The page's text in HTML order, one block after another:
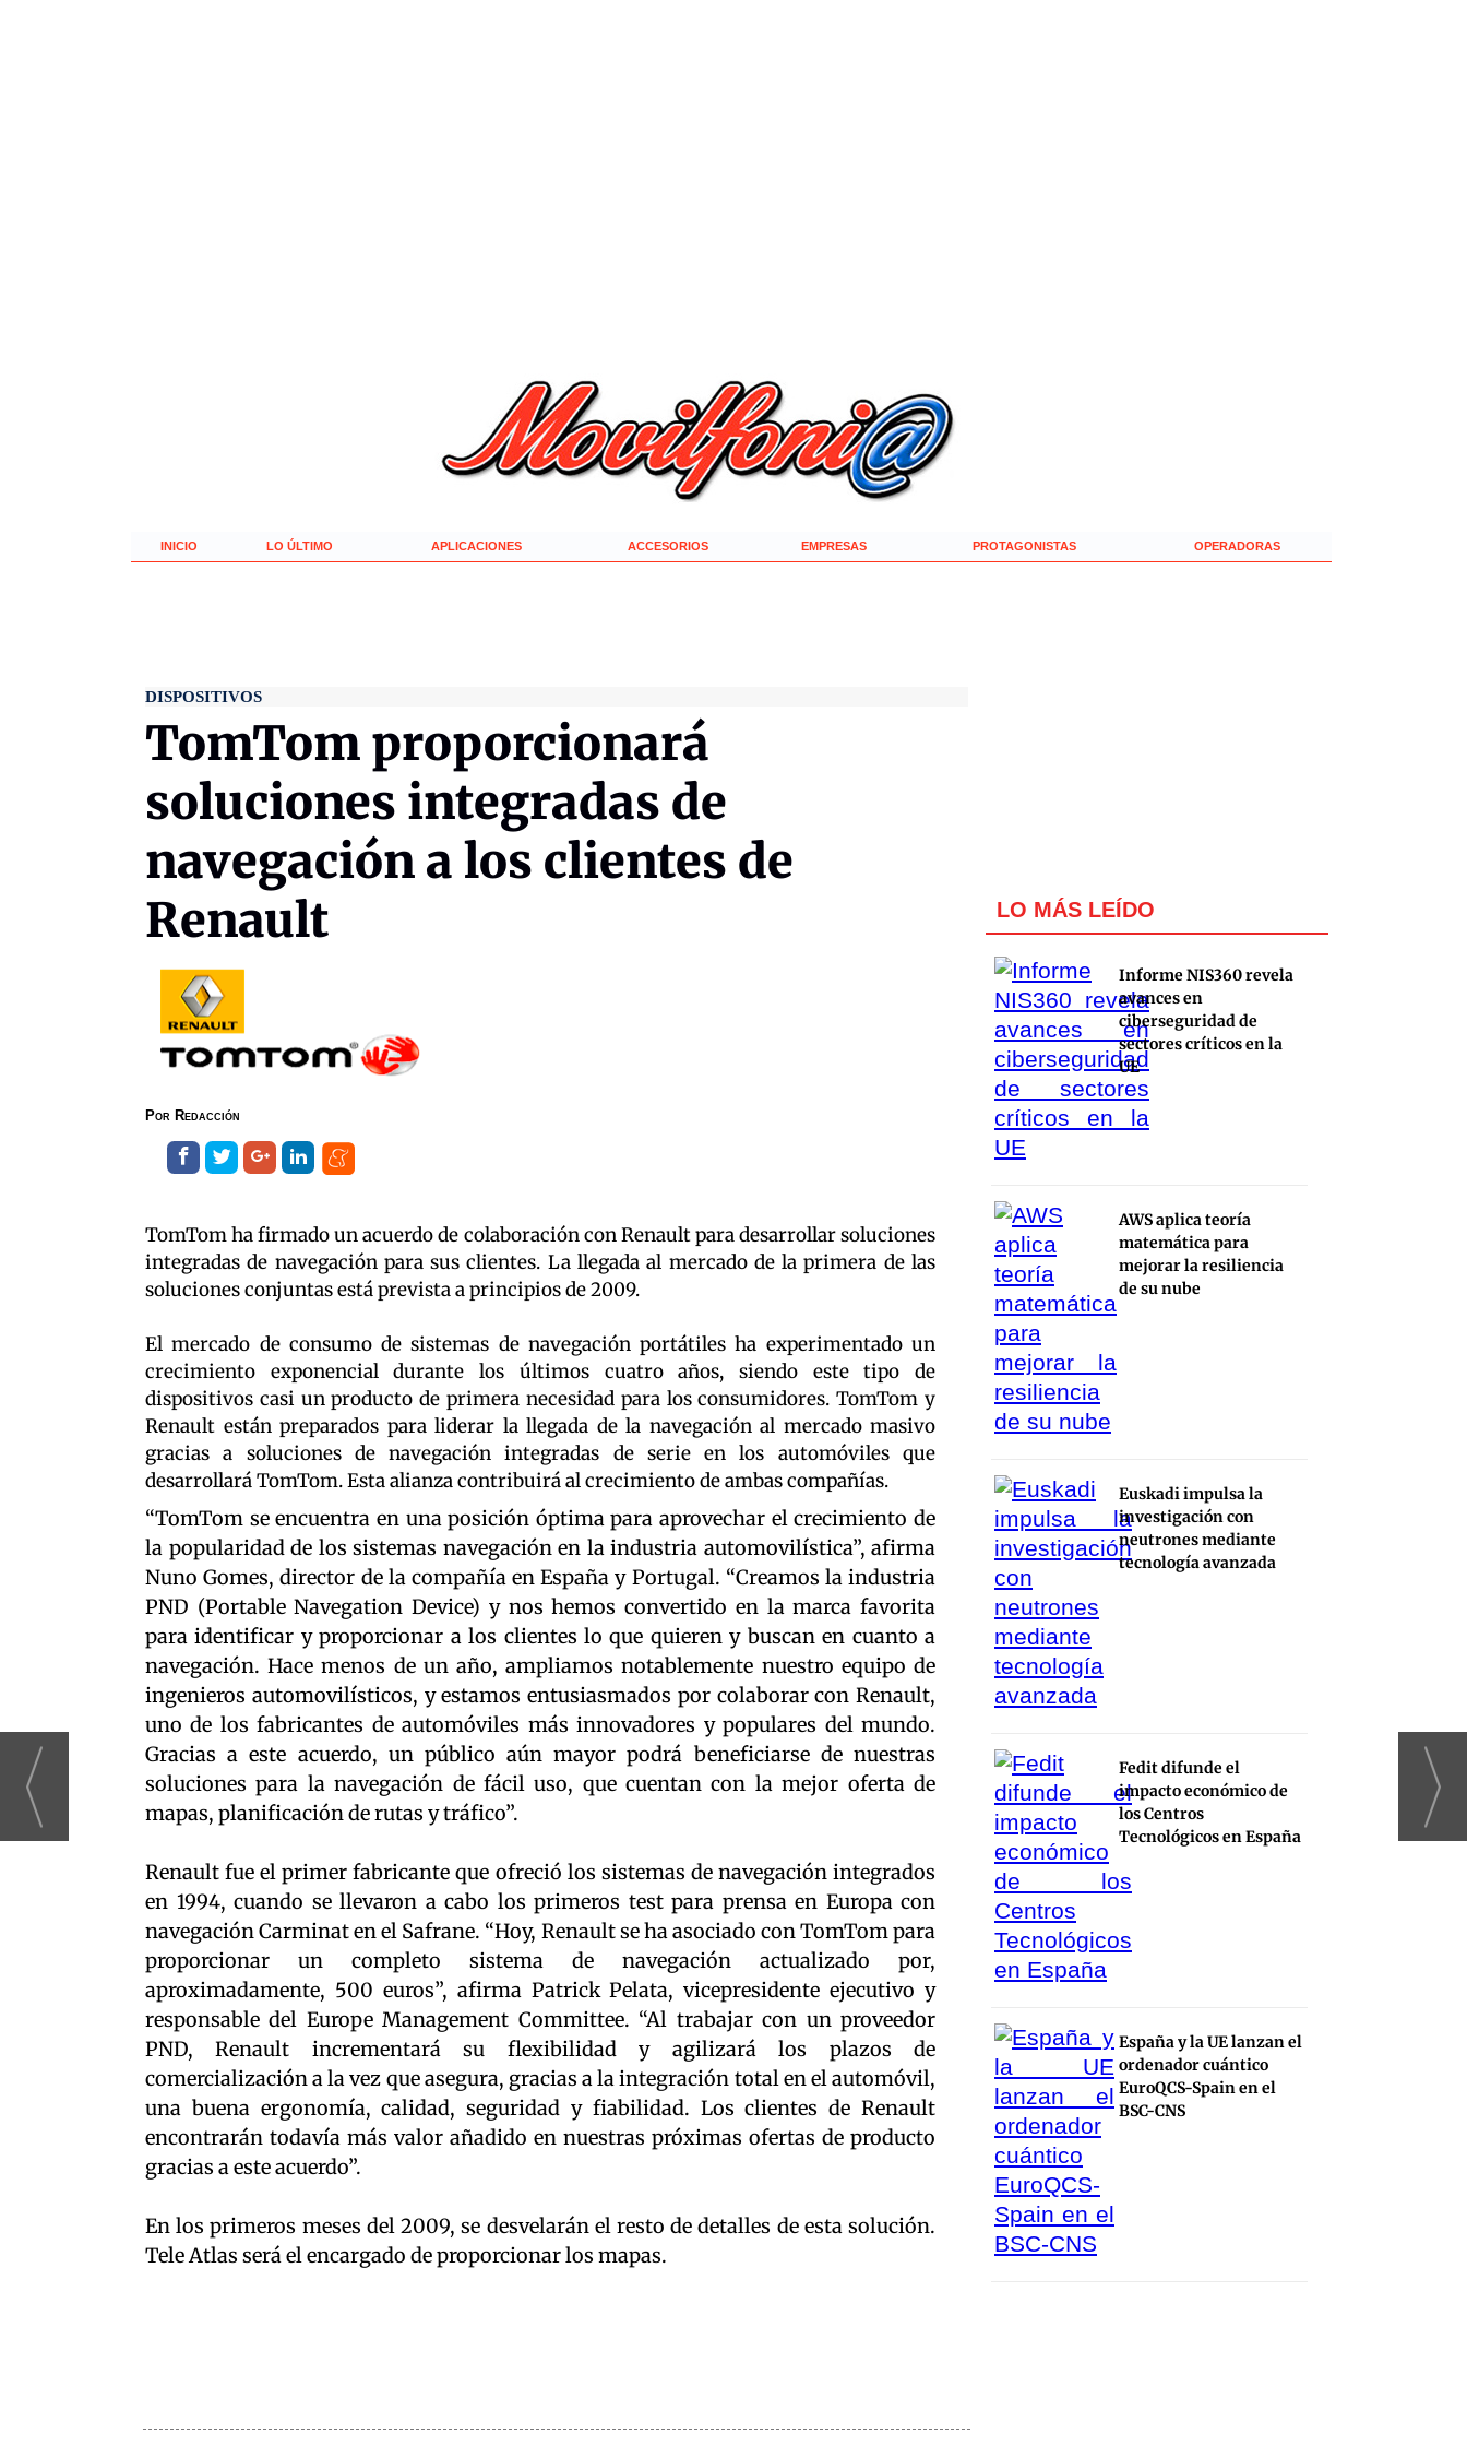
INICIO LO ÚLTIMO APLICACIONES ACCESORIOS EMPRESAS PROTAGONISTAS OPERADORAS
DISPOSITIVOS
TomTom proporcionará
soluciones integradas de
navegación a los clientes de
Renault
Por Redacción
TomTom ha firmado un acuerdo de colaboración con Renault para desarrollar soluciones
integradas de navegación para sus clientes. La llegada al mercado de la primera de las
soluciones conjuntas está prevista a principios de 2009.
El mercado de consumo de sistemas de navegación portátiles ha experimentado un
crecimiento exponencial durante los últimos cuatro años, siendo este tipo de
dispositivos casi un producto de primera necesidad para los consumidores. TomTom y
Renault están preparados para liderar la llegada de la navegación al mercado masivo
gracias a soluciones de navegación integradas de serie en los automóviles que
desarrollará TomTom. Esta alianza contribuirá al crecimiento de ambas compañías.
“TomTom se encuentra en una posición óptima para aprovechar el crecimiento de
la popularidad de los sistemas navegación en la industria automovilística”, afirma
Nuno Gomes, director de la compañía en España y Portugal. “Creamos la industria
PND (Portable Navegation Device) y nos hemos convertido en la marca favorita
para identificar y proporcionar a los clientes lo que quieren y buscan en cuanto a
navegación. Hace menos de un año, ampliamos notablemente nuestro equipo de
ingenieros automovilísticos, y estamos entusiasmados por colaborar con Renault,
uno de los fabricantes de automóviles más innovadores y populares del mundo.
Gracias a este acuerdo, un público aún mayor podrá beneficiarse de nuestras
soluciones para la navegación de fácil uso, que cuentan con la mejor oferta de
mapas, planificación de rutas y tráfico”.
Renault fue el primer fabricante que ofreció los sistemas de navegación integrados
en 1994, cuando se llevaron a cabo los primeros test para prensa en Europa con
navegación Carminat en el Safrane. “Hoy, Renault se ha asociado con TomTom para
proporcionar un completo sistema de navegación actualizado por,
aproximadamente, 500 euros”, afirma Patrick Pelata, vicepresidente ejecutivo y
responsable del Europe Management Committee. “Al trabajar con un proveedor
PND, Renault incrementará su flexibilidad y agilizará los plazos de
comercialización a la vez que asegura, gracias a la integración total en el automóvil,
una buena ergonomía, calidad, seguridad y fiabilidad. Los clientes de Renault
encontrarán todavía más valor añadido en nuestras próximas ofertas de producto
gracias a este acuerdo”.
En los primeros meses del 2009, se desvelarán el resto de detalles de esta solución.
Tele Atlas será el encargado de proporcionar los mapas.
LO MÁS LEÍDO
Informe NIS360 revela
avances en
ciberseguridad de
sectores críticos en la
UE
AWS aplica teoría
matemática para
mejorar la resiliencia
de su nube
Euskadi impulsa la
investigación con
neutrones mediante
tecnología avanzada
Fedit difunde el
impacto económico de
los Centros
Tecnológicos en España
España y la UE lanzan el
ordenador cuántico
EuroQCS-Spain en el
BSC-CNS